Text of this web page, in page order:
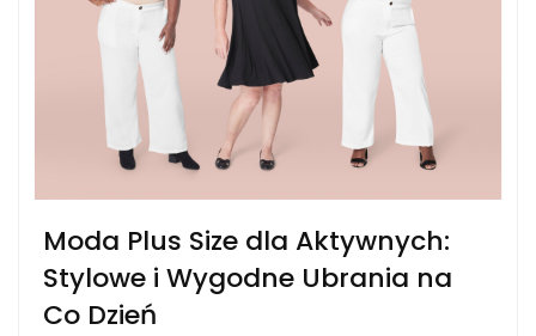
Moda Plus Size dla Aktywnych:
Stylowe i Wygodne Ubrania na
Co Dzień